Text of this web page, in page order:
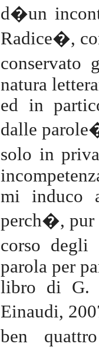
d�un
Radice�,
conservato
natura
ed in
dalle
solo in
mi induco
perch�, pur
corso
parola per
libro di G.
Einaudi,
ben